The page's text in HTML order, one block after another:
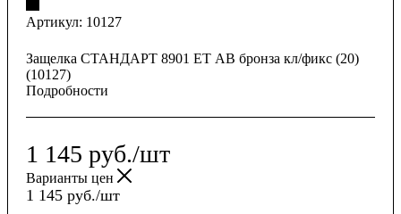
Артикул: 10127
Защелка СТАНДАРТ 8901 ЕТ АВ бронза кл/фикс (20)
(10127)
Подробности
1 145 руб./шт
Варианты цен
1 145 руб./шт